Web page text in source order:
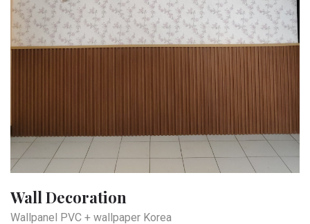
Wall Decoration
Wallpanel PVC + wallpaper Korea